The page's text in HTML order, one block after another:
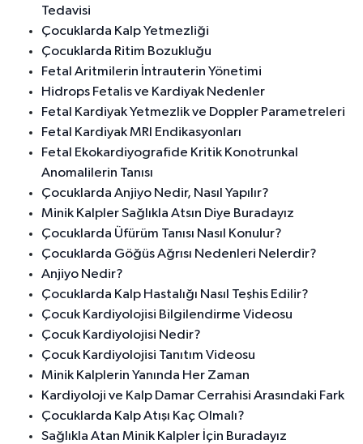
Tedavisi
Çocuklarda Kalp Yetmezliği
Çocuklarda Ritim Bozukluğu
Fetal Aritmilerin İntrauterin Yönetimi
Hidrops Fetalis ve Kardiyak Nedenler
Fetal Kardiyak Yetmezlik ve Doppler Parametreleri
Fetal Kardiyak MRI Endikasyonları
Fetal Ekokardiyografide Kritik Konotrunkal
Anomalilerin Tanısı
Çocuklarda Anjiyo Nedir, Nasıl Yapılır?
Minik Kalpler Sağlıkla Atsın Diye Buradayız
Çocuklarda Üfürüm Tanısı Nasıl Konulur?
Çocuklarda Göğüs Ağrısı Nedenleri Nelerdir?
Anjiyo Nedir?
Çocuklarda Kalp Hastalığı Nasıl Teşhis Edilir?
Çocuk Kardiyolojisi Bilgilendirme Videosu
Çocuk Kardiyolojisi Nedir?
Çocuk Kardiyolojisi Tanıtım Videosu
Minik Kalplerin Yanında Her Zaman
Kardiyoloji ve Kalp Damar Cerrahisi Arasındaki Fark
Çocuklarda Kalp Atışı Kaç Olmalı?
Sağlıkla Atan Minik Kalpler İçin Buradayız